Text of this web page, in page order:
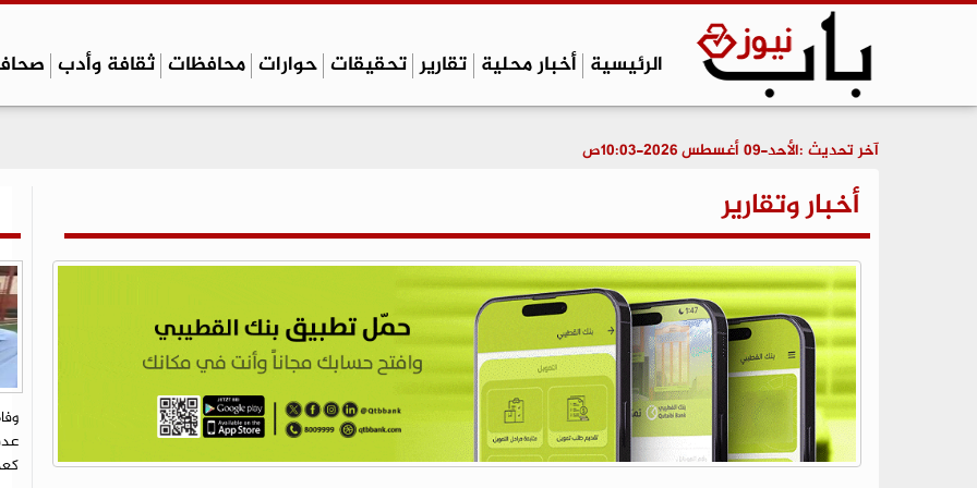
الرئيسية أخبار محلية تقارير تحقيقات حوارات محافظات ثقافة وأدب
آخر تحديث :الأحد-09 أغسطس 2026-10:03ص
أخبار وتقارير